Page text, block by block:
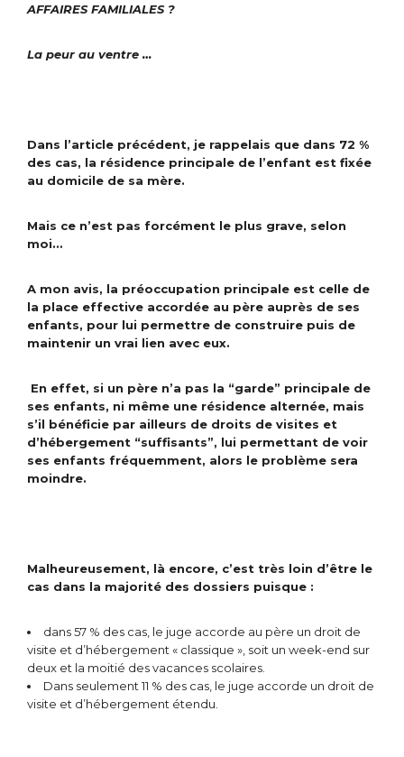
AFFAIRES FAMILIALES ?
La peur au ventre …
Dans l’article précédent, je rappelais que dans 72 %
des cas, la résidence principale de l’enfant est fixée
au domicile de sa mère.
Mais ce n’est pas forcément le plus grave, selon
moi…
A mon avis, la préoccupation principale est celle de
la place effective accordée au père auprès de ses
enfants, pour lui permettre de construire puis de
maintenir un vrai lien avec eux.
En effet, si un père n’a pas la “garde” principale de
ses enfants, ni même une résidence alternée, mais
s’il bénéficie par ailleurs de droits de visites et
d’hébergement “suffisants”, lui permettant de voir
ses enfants fréquemment, alors le problème sera
moindre.
Malheureusement, là encore, c’est très loin d’être le
cas dans la majorité des dossiers puisque :
dans 57 % des cas, le juge accorde au père un droit de
visite et d’hébergement « classique », soit un week-end sur
deux et la moitié des vacances scolaires.
Dans seulement 11 % des cas, le juge accorde un droit de
visite et d’hébergement étendu.